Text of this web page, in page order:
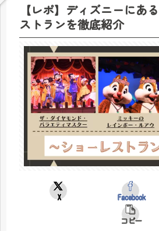
【レポ】ディズニーにあ
ストランを徹底紹介
X Facebook
コピー